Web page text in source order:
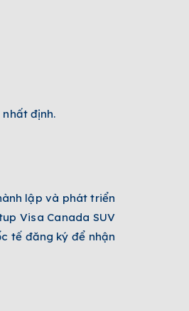
định.
lập và phát triển
Visa Canada SUV
tế đăng ký để nhận